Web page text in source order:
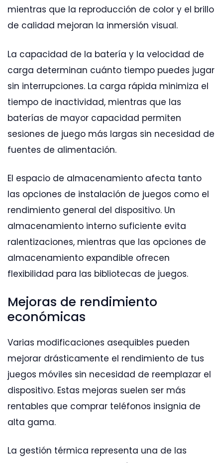
mientras que la reproducción de color y el brillo
de calidad mejoran la inmersión visual.
La capacidad de la batería y la velocidad de
carga determinan cuánto tiempo puedes jugar
sin interrupciones. La carga rápida minimiza el
tiempo de inactividad, mientras que las
baterías de mayor capacidad permiten
sesiones de juego más largas sin necesidad de
fuentes de alimentación.
El espacio de almacenamiento afecta tanto
las opciones de instalación de juegos como el
rendimiento general del dispositivo. Un
almacenamiento interno suficiente evita
ralentizaciones, mientras que las opciones de
almacenamiento expandible ofrecen
flexibilidad para las bibliotecas de juegos.
Mejoras de rendimiento
económicas
Varias modificaciones asequibles pueden
mejorar drásticamente el rendimiento de tus
juegos móviles sin necesidad de reemplazar el
dispositivo. Estas mejoras suelen ser más
rentables que comprar teléfonos insignia de
alta gama.
La gestión térmica representa una de las